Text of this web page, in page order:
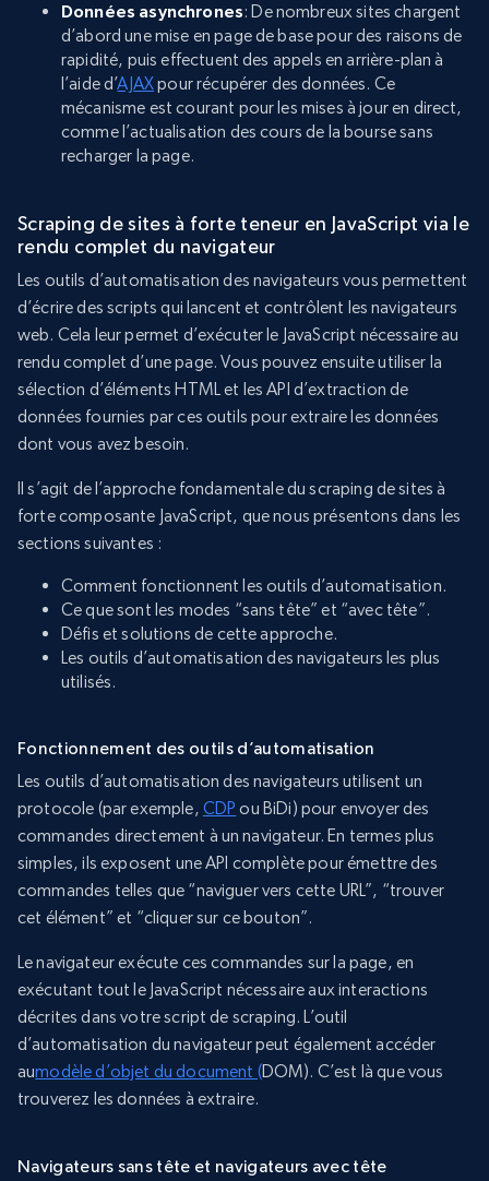
Données asynchrones: De nombreux sites chargent
d’abord une mise en page de base pour des raisons de
rapidité, puis effectuent des appels en arrière-plan à
l’aide d’AJAXpour récupérer des données. Ce
mécanisme est courant pour les mises à jour en direct,
comme l’actualisation des cours de la bourse sans
recharger la page.
Scraping de sites à forte teneur en JavaScript via le
rendu complet du navigateur
Les outils d’automatisation des navigateurs vous permettent
d’écrire des scripts qui lancent et contrôlent les navigateurs
web. Cela leur permet d’exécuter le JavaScript nécessaire au
rendu complet d’une page. Vous pouvez ensuite utiliser la
sélection d’éléments HTML et les API d’extraction de
données fournies par ces outils pour extraire les données
dont vous avez besoin.
Il s’agit de l’approche fondamentale du scraping de sites à
forte composante JavaScript, que nous présentons dans les
sections suivantes :
Comment fonctionnent les outils d’automatisation.
Ce que sont les modes “sans tête” et “avec tête”.
Défis et solutions de cette approche.
Les outils d’automatisation des navigateurs les plus
utilisés.
Fonctionnement des outils d’automatisation
Les outils d’automatisation des navigateurs utilisent un
protocole (par exemple, CDP ou BiDi) pour envoyer des
commandes directement à un navigateur. En termes plus
simples, ils exposent une API complète pour émettre des
commandes telles que “naviguer vers cette URL”, “trouver
cet élément” et “cliquer sur ce bouton”.
Le navigateur exécute ces commandes sur la page, en
exécutant tout le JavaScript nécessaire aux interactions
décrites dans votre script de scraping. L’outil
d’automatisation du navigateur peut également accéder
aumodèle d’objet du document (DOM). C’est là que vous
trouverez les données à extraire.
Navigateurs sans tête et navigateurs avec tête